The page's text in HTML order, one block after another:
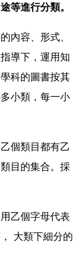
等進行分類。
內容、形式、
導下，運用知
科的圖書按其
小類，每一小
個類目都有乙
目的集合。採
乙個字母代表
大類下細分的